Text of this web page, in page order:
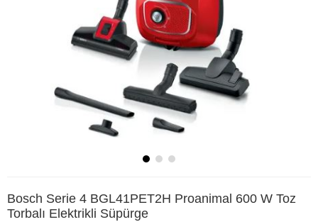
Bosch Serie 4 BGL41PET2H Proanimal 600 W Toz
Torbalı Elektrikli Süpürge